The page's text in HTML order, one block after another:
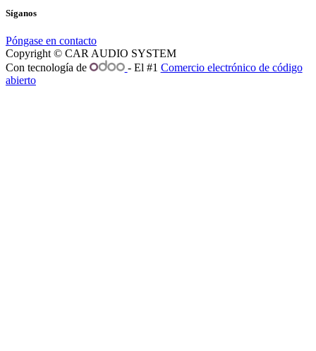
Síganos
Póngase en contacto
Copyright © CAR AUDIO SYSTEM
Con tecnología de
- El #1 Comercio electrónico de código
abierto